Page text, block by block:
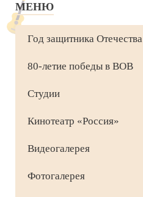
МЕНЮ
Год защитника Отечества
80-летие победы в ВОВ
Студии
Кинотеатр «Россия»
Видеогалерея
Фотогалерея